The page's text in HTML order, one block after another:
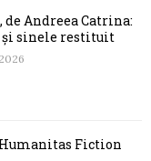
de Andreea Catrina:
sinele restituit
Fiction